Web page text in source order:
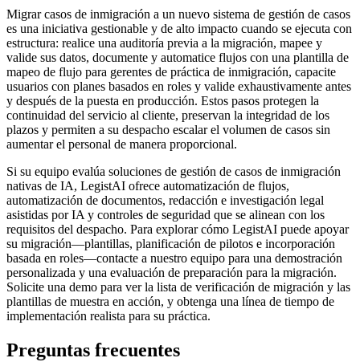
Migrar casos de inmigración a un nuevo sistema de gestión de casos
es una iniciativa gestionable y de alto impacto cuando se ejecuta con
estructura: realice una auditoría previa a la migración, mapee y
valide sus datos, documente y automatice flujos con una plantilla de
mapeo de flujo para gerentes de práctica de inmigración, capacite
usuarios con planes basados en roles y valide exhaustivamente antes
y después de la puesta en producción. Estos pasos protegen la
continuidad del servicio al cliente, preservan la integridad de los
plazos y permiten a su despacho escalar el volumen de casos sin
aumentar el personal de manera proporcional.
Si su equipo evalúa soluciones de gestión de casos de inmigración
nativas de IA, LegistAI ofrece automatización de flujos,
automatización de documentos, redacción e investigación legal
asistidas por IA y controles de seguridad que se alinean con los
requisitos del despacho. Para explorar cómo LegistAI puede apoyar
su migración—plantillas, planificación de pilotos e incorporación
basada en roles—contacte a nuestro equipo para una demostración
personalizada y una evaluación de preparación para la migración.
Solicite una demo para ver la lista de verificación de migración y las
plantillas de muestra en acción, y obtenga una línea de tiempo de
implementación realista para su práctica.
Preguntas frecuentes